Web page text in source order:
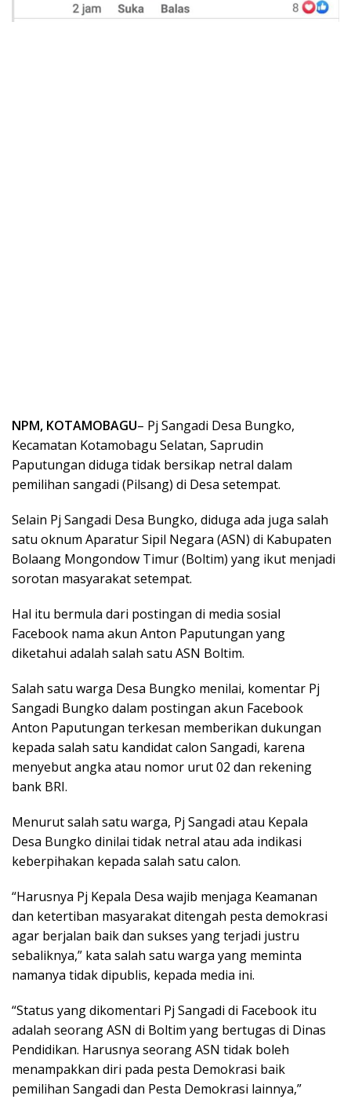
NPM, KOTAMOBAGU– Pj Sangadi Desa Bungko,
Kecamatan Kotamobagu Selatan, Saprudin
Paputungan diduga tidak bersikap netral dalam
pemilihan sangadi (Pilsang) di Desa setempat.
Selain Pj Sangadi Desa Bungko, diduga ada juga salah
satu oknum Aparatur Sipil Negara (ASN) di Kabupaten
Bolaang Mongondow Timur (Boltim) yang ikut menjadi
sorotan masyarakat setempat.
Hal itu bermula dari postingan di media sosial
Facebook nama akun Anton Paputungan yang
diketahui adalah salah satu ASN Boltim.
Salah satu warga Desa Bungko menilai, komentar Pj
Sangadi Bungko dalam postingan akun Facebook
Anton Paputungan terkesan memberikan dukungan
kepada salah satu kandidat calon Sangadi, karena
menyebut angka atau nomor urut 02 dan rekening
bank BRI.
Menurut salah satu warga, Pj Sangadi atau Kepala
Desa Bungko dinilai tidak netral atau ada indikasi
keberpihakan kepada salah satu calon.
“Harusnya Pj Kepala Desa wajib menjaga Keamanan
dan ketertiban masyarakat ditengah pesta demokrasi
agar berjalan baik dan sukses yang terjadi justru
sebaliknya,” kata salah satu warga yang meminta
namanya tidak dipublis, kepada media ini.
“Status yang dikomentari Pj Sangadi di Facebook itu
adalah seorang ASN di Boltim yang bertugas di Dinas
Pendidikan. Harusnya seorang ASN tidak boleh
menampakkan diri pada pesta Demokrasi baik
pemilihan Sangadi dan Pesta Demokrasi lainnya,”